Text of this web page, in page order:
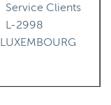
Service Clients
L-2998
LUXEMBOURG